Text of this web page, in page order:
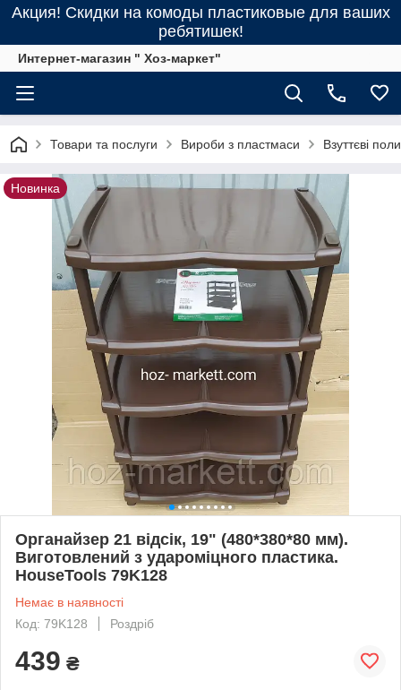
Акция! Скидки на комоды пластиковые для ваших
ребятишек!
Интернет-магазин " Хоз-маркет"
Товари та послуги Вироби з пластмаси Взуттєві
Новинка
Органайзер 21 відсік, 19" (480*380*80 мм).
Виготовлений з удароміцного пластика.
HouseTools 79K128
Немає в наявності
Код: 79K128
Роздріб
439 ₴